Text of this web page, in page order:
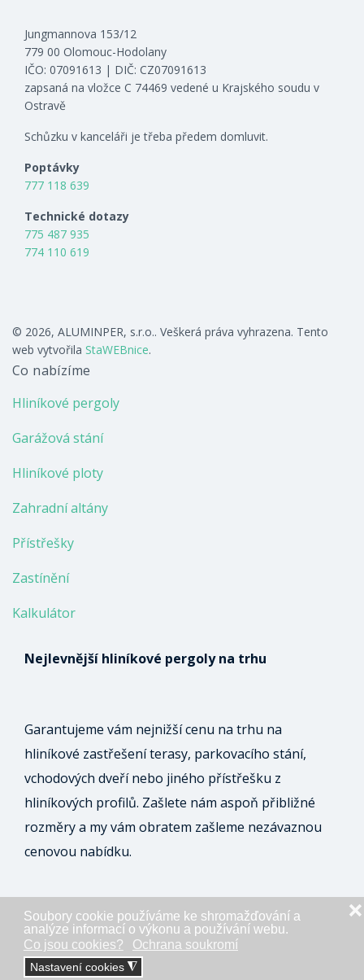
Soubory cookie používáme ke shromažďování a
analýze informací o výkonu a používání webu.
Co jsou cookies?
Ochrana soukromí
Nastavení cookies ◮
❌
Jungmannova 153/12
779 00 Olomouc-Hodolany
IČO: 07091613 | DIČ: CZ07091613
zapsaná na vložce C 74469 vedené u Krajského soudu v
Ostravě
Schůzku v kanceláři je třeba předem domluvit.
Poptávky
777 118 639
Technické dotazy
775 487 935
774 110 619
© 2026, ALUMINPER, s.r.o.. Veškerá práva vyhrazena. Tento
web vytvořila StaWEBnice.
Co nabízíme
Hliníkové pergoly
Garážová stání
Hliníkové ploty
Zahradní altány
Přístřešky
Zastínění
Kalkulátor
Nejlevnější hliníkové pergoly na trhu
Garantujeme vám nejnižší cenu na trhu na
hliníkové zastřešení terasy, parkovacího stání,
vchodových dveří nebo jiného přístřešku z
hliníkových profilů. Zašlete nám aspoň přibližné
rozměry a my vám obratem zašleme nezávaznou
cenovou nabídku.
ODESLAT NEZÁVAZNOU POPTÁVKU